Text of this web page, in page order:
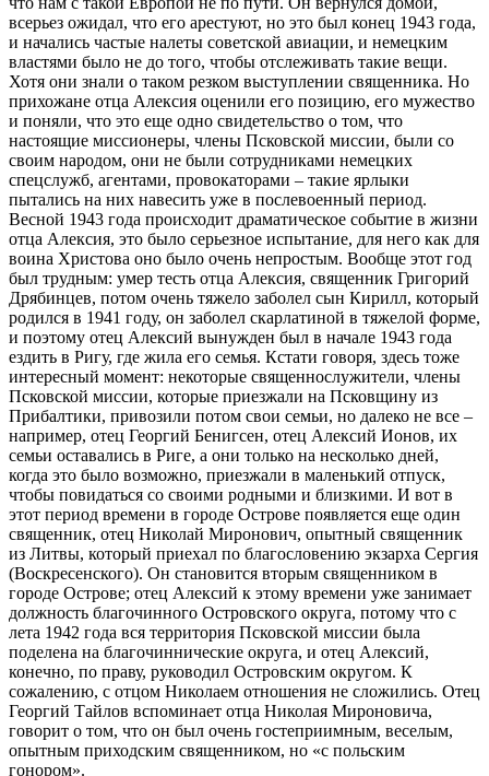
всерьез ожидал, что его арестуют, но это был конец 1943 года,
и начались частые налеты советской авиации, и немецким
властями было не до того, чтобы отслеживать такие вещи.
Хотя они знали о таком резком выступлении священника. Но
прихожане отца Алексия оценили его позицию, его мужество
и поняли, что это еще одно свидетельство о том, что
настоящие миссионеры, члены Псковской миссии, были со
своим народом, они не были сотрудниками немецких
спецслужб, агентами, провокаторами – такие ярлыки
пытались на них навесить уже в послевоенный период.
Весной 1943 года происходит драматическое событие в жизни
отца Алексия, это было серьезное испытание, для него как для
воина Христова оно было очень непростым. Вообще этот год
был трудным: умер тесть отца Алексия, священник Григорий
Дрябинцев, потом очень тяжело заболел сын Кирилл, который
родился в 1941 году, он заболел скарлатиной в тяжелой форме,
и поэтому отец Алексий вынужден был в начале 1943 года
ездить в Ригу, где жила его семья. Кстати говоря, здесь тоже
интересный момент: некоторые священнослужители, члены
Псковской миссии, которые приезжали на Псковщину из
Прибалтики, привозили потом свои семьи, но далеко не все –
например, отец Георгий Бенигсен, отец Алексий Ионов, их
семьи оставались в Риге, а они только на несколько дней,
когда это было возможно, приезжали в маленький отпуск,
чтобы повидаться со своими родными и близкими. И вот в
этот период времени в городе Острове появляется еще один
священник, отец Николай Миронович, опытный священник
из Литвы, который приехал по благословению экзарха Сергия
(Воскресенского). Он становится вторым священником в
городе Острове; отец Алексий к этому времени уже занимает
должность благочинного Островского округа, потому что с
лета 1942 года вся территория Псковской миссии была
поделена на благочиннические округа, и отец Алексий,
конечно, по праву, руководил Островским округом. К
сожалению, с отцом Николаем отношения не сложились. Отец
Георгий Тайлов вспоминает отца Николая Мироновича,
говорит о том, что он был очень гостеприимным, веселым,
опытным приходским священником, но «с польским
гонором».